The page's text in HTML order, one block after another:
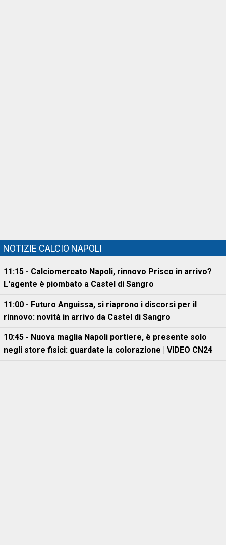
NOTIZIE CALCIO NAPOLI
11:15 - Calciomercato Napoli, rinnovo Prisco in arrivo?
L'agente è piombato a Castel di Sangro
11:00 - Futuro Anguissa, si riaprono i discorsi per il
rinnovo: novità in arrivo da Castel di Sangro
10:45 - Nuova maglia Napoli portiere, è presente solo
negli store fisici: guardate la colorazione | VIDEO CN24